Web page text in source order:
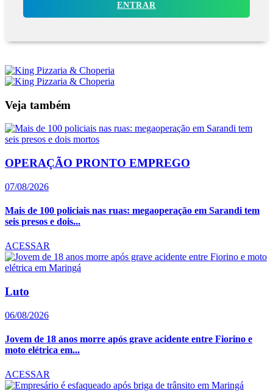
ENTRAR
Veja também
OPERAÇÃO PRONTO EMPREGO
07/08/2026
Mais de 100 policiais nas ruas: megaoperação em Sarandi tem
seis presos e dois...
ACESSAR
Luto
06/08/2026
Jovem de 18 anos morre após grave acidente entre Fiorino e
moto elétrica em...
ACESSAR